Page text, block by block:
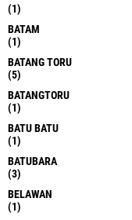
(1)
BATAM
(1)
BATANG TORU
(5)
BATANGTORU
(1)
BATU BATU
(1)
BATUBARA
(3)
BELAWAN
(1)